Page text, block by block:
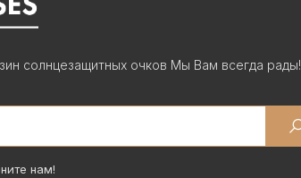
солнцезащитных очков Мы Вам всегда рады!
нам!